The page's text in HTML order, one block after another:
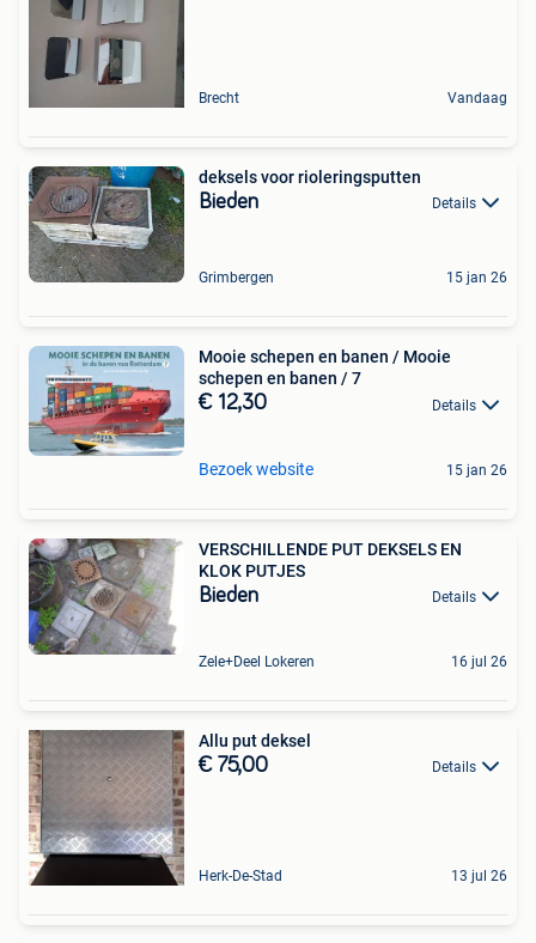
Brecht Vandaag
deksels voor rioleringsputten
Bieden Details
Grimbergen 15 jan 26
Mooie schepen en banen / Mooie
schepen en banen / 7
€ 12,30 Details
Bezoek website 15 jan 26
VERSCHILLENDE PUT DEKSELS EN
KLOK PUTJES
Bieden Details
Zele+Deel Lokeren 16 jul 26
Allu put deksel
€ 75,00 Details
Herk-De-Stad 13 jul 26